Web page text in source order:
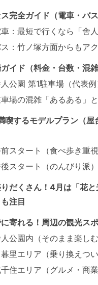
完全ガイド（電車・バス
：最短で行くなら「舎人
：竹ノ塚方面からもア
イド（料金・台数・混雑
公園 第1駐車場（代表例
場の混雑「あるある」
喫するモデルプラン（屋
スタート（食べ歩き重視
スタート（のんびり派）
だくさん！4月は「花と
注目
寄れる！周辺の観光ス
公園内（そのまま楽しむ
里エリア（乗り換えつい
住エリア（グルメ・商業